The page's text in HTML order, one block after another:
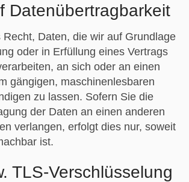
Daten­übertrag­barkeit
Recht, Daten, die wir auf Grundlage
oder in Erfüllung eines Vertrags
an sich oder an einen
gängigen, maschinenlesbaren
zu lassen. Sofern Sie die
der Daten an einen anderen
verlangen, erfolgt dies nur, soweit
ist.
TLS-Verschlüsselung